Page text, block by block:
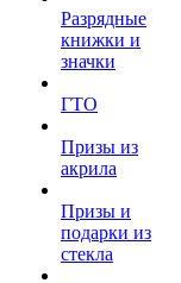
Разрядные
книжки и
значки
ГТО
Призы из
акрила
Призы и
подарки из
стекла